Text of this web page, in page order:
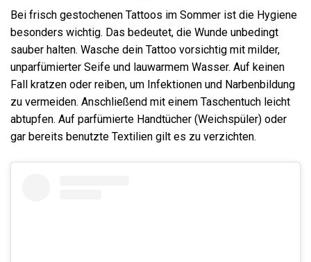
Bei frisch gestochenen Tattoos im Sommer ist die Hygiene
besonders wichtig. Das bedeutet, die Wunde unbedingt
sauber halten. Wasche dein Tattoo vorsichtig mit milder,
unparfümierter Seife und lauwarmem Wasser. Auf keinen
Fall kratzen oder reiben, um Infektionen und Narbenbildung
zu vermeiden. Anschließend mit einem Taschentuch leicht
abtupfen. Auf parfümierte Handtücher (Weichspüler) oder
gar bereits benutzte Textilien gilt es zu verzichten.